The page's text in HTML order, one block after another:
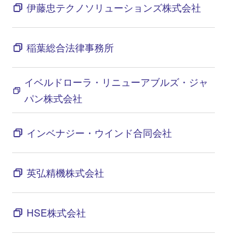
伊藤忠テクノソリューションズ株式会社
稲葉総合法律事務所
イベルドローラ・リニューアブルズ・ジャ
パン株式会社
インベナジー・ウインド合同会社
英弘精機株式会社
HSE株式会社